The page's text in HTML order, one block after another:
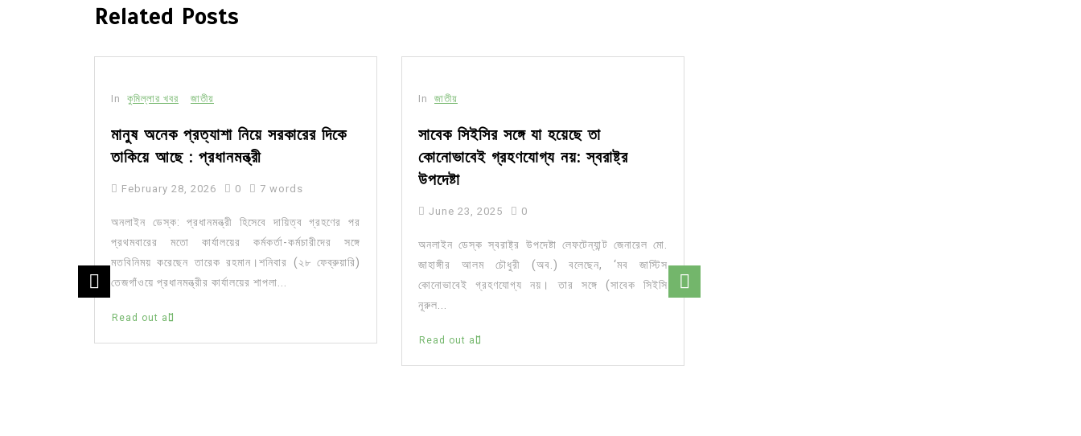
Related Posts
In কুমিল্লার খবর জাতীয়
মানুষ অনেক প্রত্যাশা নিয়ে সরকারের দিকে
তাকিয়ে আছে : প্রধানমন্ত্রী
February 28, 2026 0 7 words
অনলাইন ডেস্ক: প্রধানমন্ত্রী হিসেবে দায়িত্ব গ্রহণের পর
প্রথমবারের মতো কার্যালয়ের কর্মকর্তা-কর্মচারীদের সঙ্গে
মতবিনিময় করেছেন তারেক রহমান।শনিবার (২৮ ফেব্রুয়ারি)
তেজগাঁওয়ে প্রধানমন্ত্রীর কার্যালয়ের শাপলা...
Read out all
In জাতীয়
সাবেক সিইসির সঙ্গে যা হয়েছে তা
কোনোভাবেই গ্রহণযোগ্য নয়: স্বরাষ্ট্র
উপদেষ্টা
June 23, 2025 0
অনলাইন ডেস্ক স্বরাষ্ট্র উপদেষ্টা লেফটেন্যান্ট জেনারেল মো.
জাহাঙ্গীর আলম চৌধুরী (অব.) বলেছেন, ‘মব জাস্টিস
কোনোভাবেই গ্রহণযোগ্য নয়। তার সঙ্গে (সাবেক সিইসি
নূরুল...
Read out all